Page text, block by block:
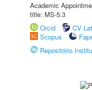
Academic
title: MS-5.3
Orcid
CV
Scopus
Repositório